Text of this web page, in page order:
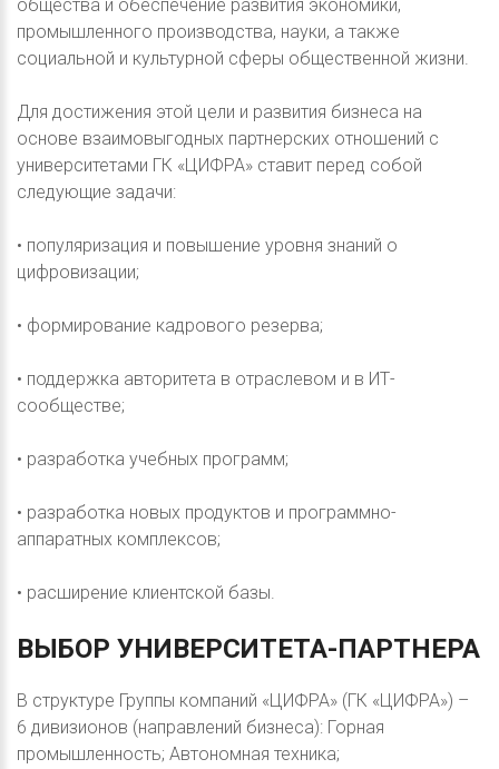
общества и обеспечение развития экономики,
промышленного производства, науки, а также
социальной и культурной сферы общественной жизни.
Для достижения этой цели и развития бизнеса на
основе взаимовыгодных партнерских отношений с
университетами ГК «ЦИФРА» ставит перед собой
следующие задачи:
• популяризация и повышение уровня знаний о
цифровизации;
• формирование кадрового резерва;
• поддержка авторитета в отраслевом и в ИТ-
сообществе;
• разработка учебных программ;
• разработка новых продуктов и программно-
аппаратных комплексов;
• расширение клиентской базы.
ВЫБОР УНИВЕРСИТЕТА-ПАРТНЕРА
В структуре Группы компаний «ЦИФРА» (ГК «ЦИФРА») –
6 дивизионов (направлений бизнеса): Горная
промышленность; Автономная техника;